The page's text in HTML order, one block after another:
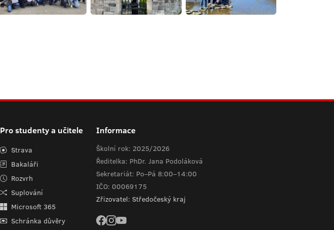
Pro studenty a učitele
Strava
Bakaláři
Rozvrh
Suplování
Microsoft 365
Schránka důvěry
Informace
Školní rok: 2025/2026
Ředitelka: PhDr. Jana Podoláková
Sekretariát: Po–Pá 8:00–14:00
IČO: 00069175
Zřizovatel: Středočeský kraj